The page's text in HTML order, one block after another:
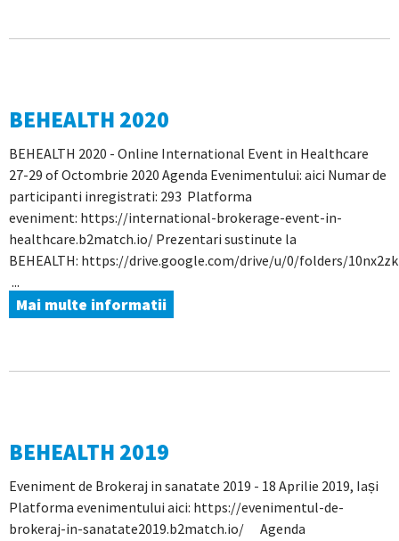
BEHEALTH 2020
BEHEALTH 2020 - Online International Event in Healthcare
27-29 of Octombrie 2020 Agenda Evenimentului: aici Numar de
participanti inregistrati: 293 Platforma
eveniment: https://international-brokerage-event-in-
healthcare.b2match.io/ Prezentari sustinute la
BEHEALTH: https://drive.google.com/drive/u/0/folders/
...
Mai multe informatii
BEHEALTH 2019
Eveniment de Brokeraj in sanatate 2019 - 18 Aprilie 2019, Iași
Platforma evenimentului aici: https://evenimentul-de-
brokeraj-in-sanatate2019.b2match.io/ Agenda